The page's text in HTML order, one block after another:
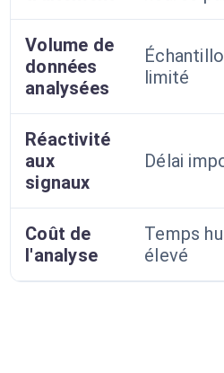
Volume de
données
analysées
limité
Réactivité
aux
signaux
Délai
Coût de
l'analyse
Temps
élevé